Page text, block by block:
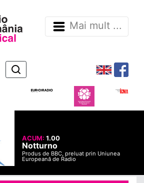
Mai mult ...
ACUM:1.00
Notturno
Produs de BBC, preluat prin Uniunea
Europeană de Radio